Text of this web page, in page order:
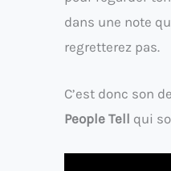
dans une note
regretterez pas.
C’est donc son
People Tell qui